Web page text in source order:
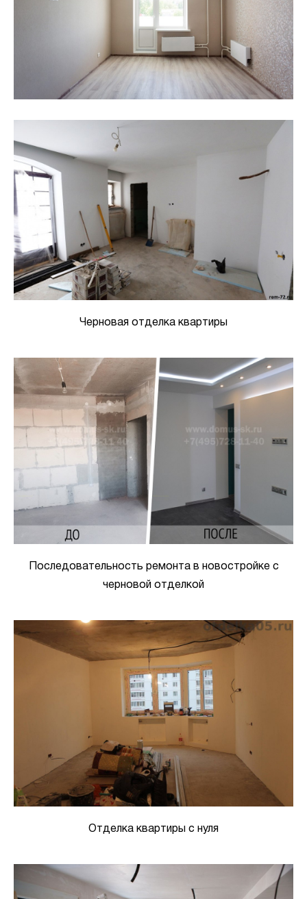
Черновая отделка квартиры
Последовательность ремонта в новостройке с
черновой отделкой
Отделка квартиры с нуля